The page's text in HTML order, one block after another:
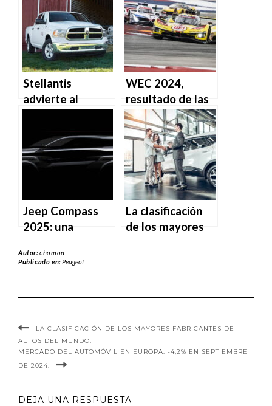
de final de año
Stellantis
advierte al
de 2,000 o más
empleos en su
Warren.
WEC 2024,
resultado de las
6 Horas de
Austin: Ferrari
gana.
Jeep Compass
2025: una
diseño
La clasificación
de los mayores
Autor:chomon
Publicado en:Peugeot
LA CLASIFICACIÓN DE LOS MAYORES FABRICANTES DE
AUTOS DEL MUNDO.
MERCADO DEL AUTOMÓVIL EN EUROPA: -4,2% EN SEPTIEMBRE
DE 2024.
DEJA UNA RESPUESTA